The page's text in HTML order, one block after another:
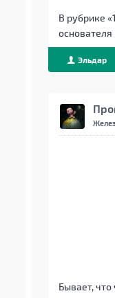
В рубрике
Эльдар
Бывает,